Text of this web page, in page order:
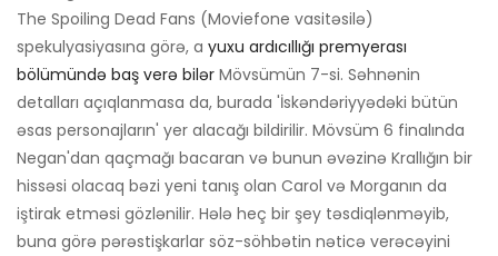
The Spoiling Dead Fans (Moviefone vasitəsilə)
spekulyasiyasına görə, a yuxu ardıcıllığı premyerası
bölümündə baş verə bilər Mövsümün 7-si. Səhnənin
detalları açıqlanmasa da, burada 'İskəndəriyyədəki bütün
əsas personajların' yer alacağı bildirilir. Mövsüm 6 finalında
Negan'dan qaçmağı bacaran və bunun əvəzinə Krallığın bir
hissəsi olacaq bəzi yeni tanış olan Carol və Morganın da
iştirak etməsi gözlənilir. Hələ heç bir şey təsdiqlənməyib,
buna görə pərəstişkarlar söz-söhbətin nəticə verəcəyini